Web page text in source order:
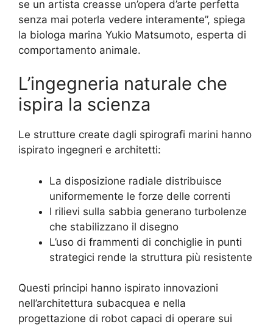
se un artista creasse un’opera d’arte perfetta
senza mai poterla vedere interamente”, spiega
la biologa marina Yukio Matsumoto, esperta di
comportamento animale.
L’ingegneria naturale che
ispira la scienza
Le strutture create dagli spirografi marini hanno
ispirato ingegneri e architetti:
La disposizione radiale distribuisce
uniformemente le forze delle correnti
I rilievi sulla sabbia generano turbolenze
che stabilizzano il disegno
L’uso di frammenti di conchiglie in punti
strategici rende la struttura più resistente
Questi principi hanno ispirato innovazioni
nell’architettura subacquea e nella
progettazione di robot capaci di operare sui